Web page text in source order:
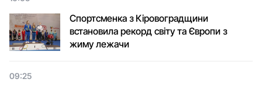
Спортсменка з Кіровоградщини
встановила рекорд світу та Європи з
жиму лежачи
09:25